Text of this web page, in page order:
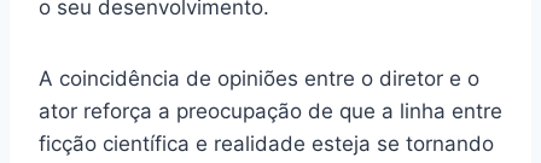
o seu desenvolvimento.
A coincidência de opiniões entre o diretor e o
ator reforça a preocupação de que a linha entre
ficção científica e realidade esteja se tornando